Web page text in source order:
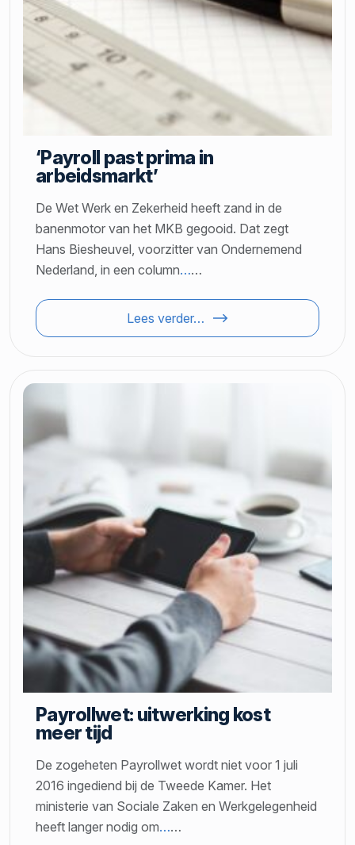
‘Payroll past prima in
arbeidsmarkt’
De Wet Werk en Zekerheid heeft zand in de
banenmotor van het MKB gegooid. Dat zegt
Hans Biesheuvel, voorzitter van Ondernemend
Nederland, in een column……
Lees verder…
Payrollwet: uitwerking kost
meer tijd
De zogeheten Payrollwet wordt niet voor 1 juli
2016 ingediend bij de Tweede Kamer. Het
ministerie van Sociale Zaken en Werkgelegenheid
heeft langer nodig om……